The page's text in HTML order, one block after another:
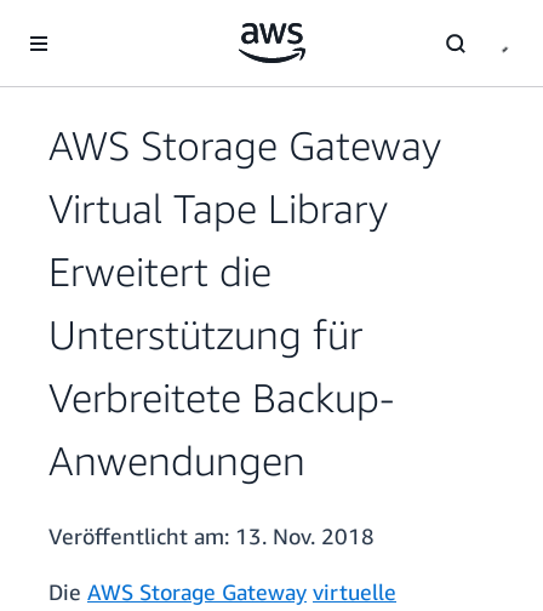
Überspringen zum Hauptinhalt
AWS Storage Gateway
Virtual Tape Library
Erweitert die
Unterstützung für
Verbreitete Backup-
Anwendungen
Veröffentlicht am: 13. Nov. 2018
Die AWS Storage Gateway virtuelle